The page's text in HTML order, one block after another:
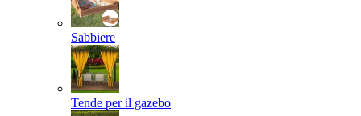
Sabbiere
Tende per il gazebo